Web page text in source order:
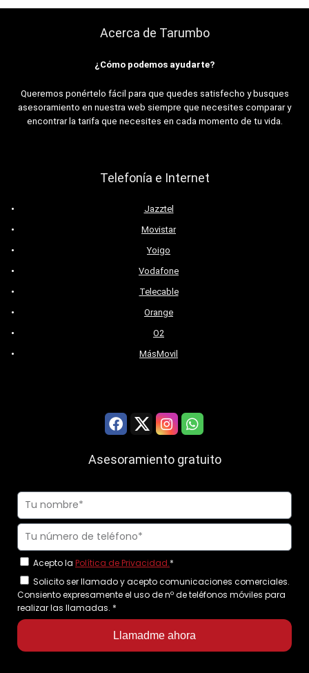
Acerca de Tarumbo
¿Cómo podemos ayudarte?
Queremos ponértelo fácil para que quedes satisfecho y busques
asesoramiento en nuestra web siempre que necesites comparar y
encontrar la tarifa que necesites en cada momento de tu vida.
Telefonía e Internet
Jazztel
Movistar
Yoigo
Vodafone
Telecable
Orange
O2
MásMovil
Asesoramiento gratuito
Acepto la Política de Privacidad.*
Solicito ser llamado y acepto comunicaciones comerciales.
Consiento expresamente el uso de nº de teléfonos móviles para
realizar las llamadas. *
Llamadme ahora